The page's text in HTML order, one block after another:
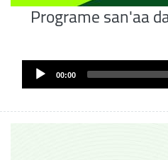
Programe san'aa
ملف
الصوت
00:00